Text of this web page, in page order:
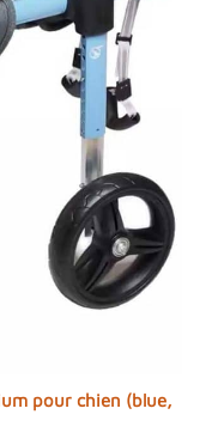
pour chien (blue,